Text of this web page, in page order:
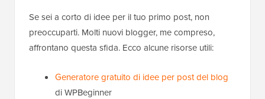
Se sei a corto di idee per il tuo primo post, non
preoccuparti. Molti nuovi blogger, me compreso,
affrontano questa sfida. Ecco alcune risorse utili:
Generatore gratuito di idee per post del blog
di WPBeginner